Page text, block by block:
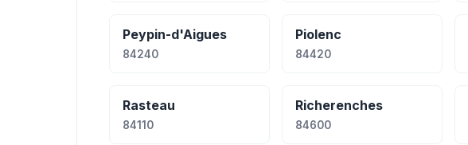
Peypin-d'Aigues
84240
Piolenc
84420
Rasteau
84110
Richerenches
84600